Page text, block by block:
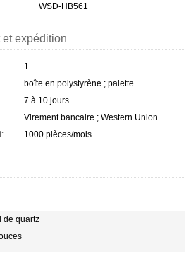
WSD-HB561
expédition
1
boîte en polystyrène ; palette
7 à 10 jours
Virement bancaire ; Western Union
1000 pièces/mois
de quartz